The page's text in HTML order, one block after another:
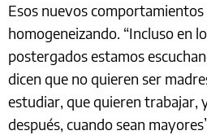
Esos nuevos comportamientos
homogeneizando. “Incluso en
postergados estamos
dicen que no quieren ser
estudiar, que quieren trabajar,
después, cuando sean